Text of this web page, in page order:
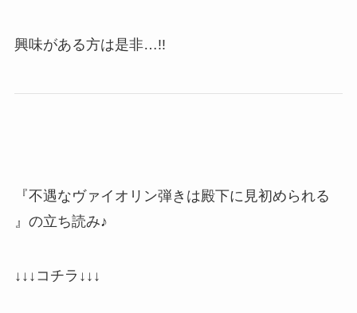
興味がある方は是非…!!
『不遇なヴァイオリン弾きは殿下に見初められる
』の立ち読み♪
↓↓↓コチラ↓↓↓